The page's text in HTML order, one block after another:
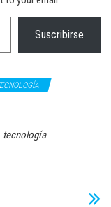
Suscribirse
tecnología